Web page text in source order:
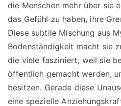
die Menschen mehr über sie
das Gefühl zu haben, ihre
Diese subtile Mischung aus
Bodenständigkeit macht sie
die viele fasziniert, weil sie
öffentlich gemacht werden,
besitzen. Gerade diese
eine spezielle